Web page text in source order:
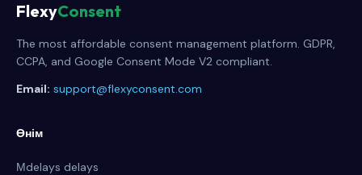
FlexyConsent
The most affordable consent management platform. GDPR,
CCPA, and Google Consent Mode V2 compliant.
Email: support@flexyconsent.com
Өнім
Мdelays delays